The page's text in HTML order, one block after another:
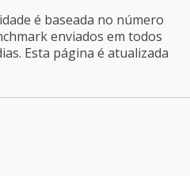
é baseada no número
enviados em todos
Esta página é atualizada